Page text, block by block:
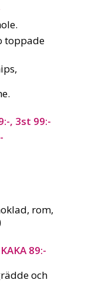
toppade
, 3st 99:-
rom,
89:-
och